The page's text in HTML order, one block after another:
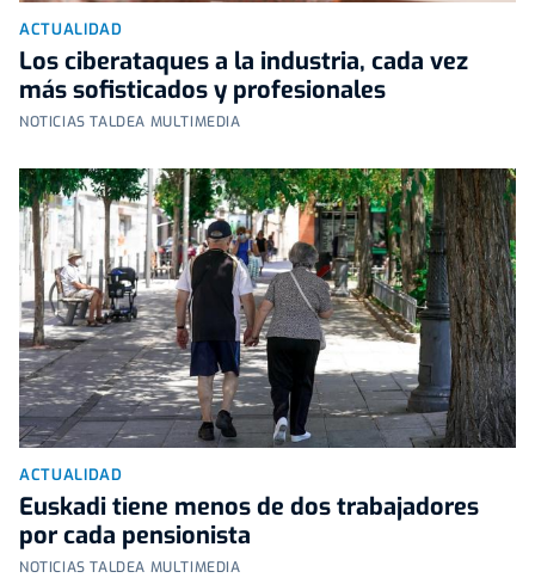
ACTUALIDAD
Los ciberataques a la industria, cada vez
más sofisticados y profesionales
NOTICIAS TALDEA MULTIMEDIA
ACTUALIDAD
Euskadi tiene menos de dos trabajadores
por cada pensionista
NOTICIAS TALDEA MULTIMEDIA